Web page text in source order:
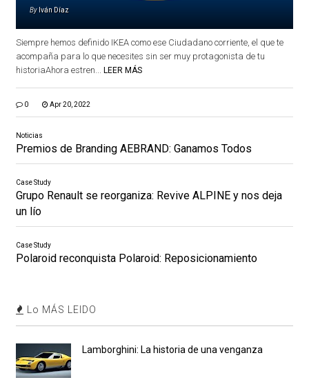
By Iván Díaz
Siempre hemos definido IKEA como ese Ciudadano corriente, el que te
acompaña para lo que necesites sin ser muy protagonista de tu
historiaAhora estren... LEER MÁS
0 Apr 20, 2022
Noticias
Premios de Branding AEBRAND: Ganamos Todos
Case Study
Grupo Renault se reorganiza: Revive ALPINE y nos deja
un lío
Case Study
Polaroid reconquista Polaroid: Reposicionamiento
Lo MÁS LEIDO
Lamborghini: La historia de una venganza